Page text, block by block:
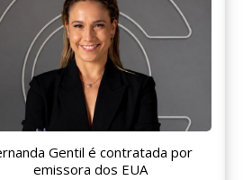
Gentil é contratada por
emissora dos EUA